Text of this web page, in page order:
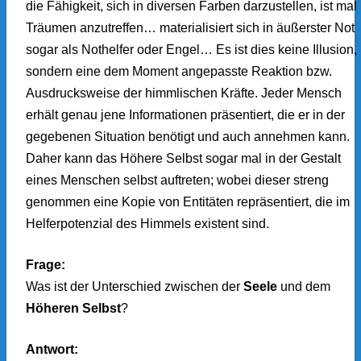
die Fähigkeit, sich in diversen Farben darzustellen, ist mal
Träumen anzutreffen… materialisiert sich in äußerster Not
sogar als Nothelfer oder Engel… Es ist dies keine Illusion,
sondern eine dem Moment angepasste Reaktion bzw.
Ausdrucksweise der himmlischen Kräfte. Jeder Mensch
erhält genau jene Informationen präsentiert, die er in der
gegebenen Situation benötigt und auch annehmen kann.
Daher kann das Höhere Selbst sogar mal in der Gestalt
eines Menschen selbst auftreten; wobei dieser streng
genommen eine Kopie von Entitäten repräsentiert, die im
Helferpotenzial des Himmels existent sind.
Frage:
Was ist der Unterschied zwischen der Seele und dem
Höheren Selbst?
Antwort: